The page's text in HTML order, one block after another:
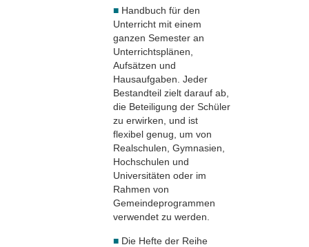
■ Handbuch für den
Unterricht mit einem
ganzen Semester an
Unterrichtsplänen,
Aufsätzen und
Hausaufgaben. Jeder
Bestandteil zielt darauf ab,
die Beteiligung der Schüler
zu erwirken, und ist
flexibel genug, um von
Realschulen, Gymnasien,
Hochschulen und
Universitäten oder im
Rahmen von
Gemeindeprogrammen
verwendet zu werden.
■ Die Hefte der Reihe